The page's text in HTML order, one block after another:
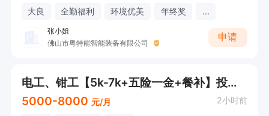
大良 全勤福利 环境优美 年终奖 ...
张小姐
佛山市粤特能智能装备有限公司
申请
电工、钳工【5k-7k+五险一金+餐补】投递可直接联系
5000-8000 元/月 2小时前